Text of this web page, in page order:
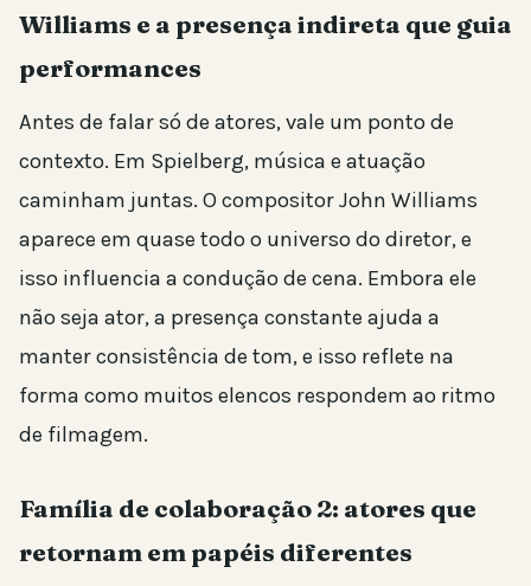
Williams e a presença indireta que guia
performances
Antes de falar só de atores, vale um ponto de
contexto. Em Spielberg, música e atuação
caminham juntas. O compositor John Williams
aparece em quase todo o universo do diretor, e
isso influencia a condução de cena. Embora ele
não seja ator, a presença constante ajuda a
manter consistência de tom, e isso reflete na
forma como muitos elencos respondem ao ritmo
de filmagem.
Família de colaboração 2: atores que
retornam em papéis diferentes